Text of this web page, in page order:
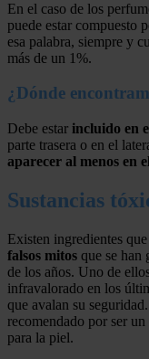
En el caso de los
puede estar compuesto
esa palabra, siempre y
más de un 1%.
¿Dónde
Debe estar incluido en
parte trasera o en el
aparecer al menos en
Sustancias
Existen ingredientes
falsos mitos que se han
de los años. Uno de
infravalorado en los
que avalan su
recomendado por ser
para la piel.